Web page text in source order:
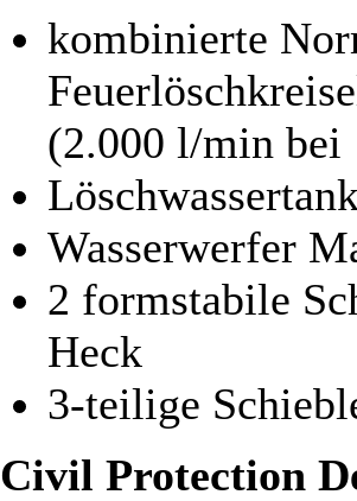
kombinierte
(2.000 l/min bei
Wasserwerfer
2 formstabile
Heck
3-teilige
Civil Protection